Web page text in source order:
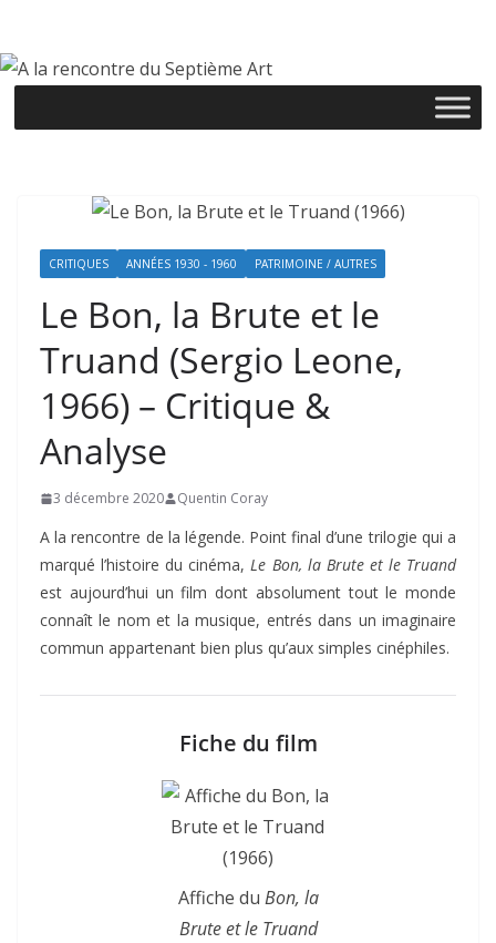
contenu
CRITIQUES ANNÉES 1930 - 1960 PATRIMOINE / AUTRES
Le Bon, la Brute et le
Truand (Sergio Leone,
1966) – Critique &
Analyse
3 décembre 2020 Quentin Coray
A la rencontre de la légende. Point final d’une trilogie qui a
marqué l’histoire du cinéma,Le Bon, la Brute et le Truand
est aujourd’hui un film dont absolument tout le monde
connaît le nom et la musique, entrés dans un imaginaire
commun appartenant bien plus qu’aux simples cinéphiles.
Fiche du film
Affiche du Bon, la
Brute et le Truand